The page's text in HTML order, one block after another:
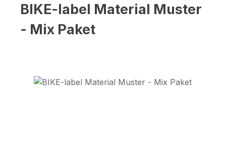
BIKE-label Material Muster
- Mix Paket
Bildergalerie überspringen